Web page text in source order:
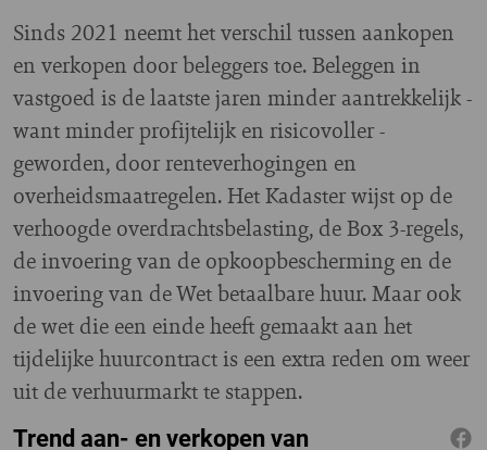
Sinds 2021 neemt het verschil tussen aankopen
en verkopen door beleggers toe. Beleggen in
vastgoed is de laatste jaren minder aantrekkelijk -
want minder profijtelijk en risicovoller -
geworden, door renteverhogingen en
overheidsmaatregelen. Het Kadaster wijst op de
verhoogde overdrachtsbelasting, de Box 3-regels,
de invoering van de opkoopbescherming en de
invoering van de Wet betaalbare huur. Maar ook
de wet die een einde heeft gemaakt aan het
tijdelijke huurcontract is een extra reden om weer
uit de verhuurmarkt te stappen.